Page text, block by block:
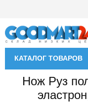
КАТАЛОГ ТОВАРОВ
Нож Руз